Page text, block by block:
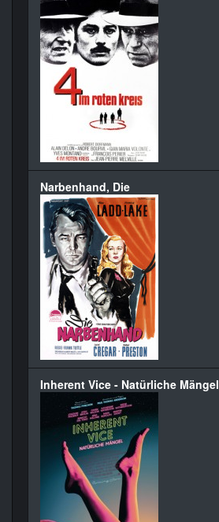
Narbenhand, Die
Inherent Vice - Natürliche Mängel